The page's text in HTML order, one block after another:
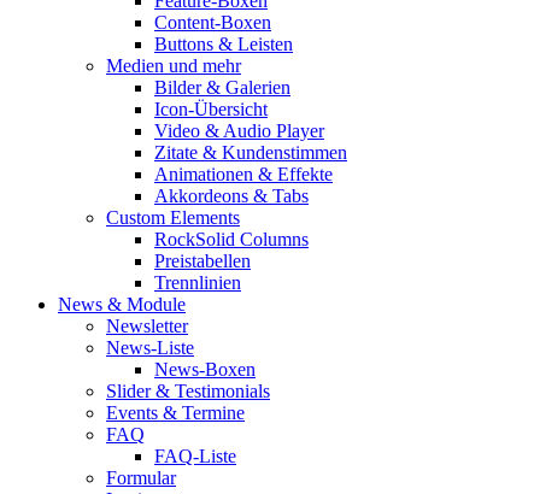
Content-Boxen
Buttons & Leisten
Medien und mehr
Bilder & Galerien
Icon-Übersicht
Video & Audio Player
Zitate & Kundenstimmen
Animationen & Effekte
Akkordeons & Tabs
Custom Elements
RockSolid Columns
Preistabellen
Trennlinien
News & Module
Newsletter
News-Liste
News-Boxen
Slider & Testimonials
Events & Termine
FAQ
FAQ-Liste
Formular